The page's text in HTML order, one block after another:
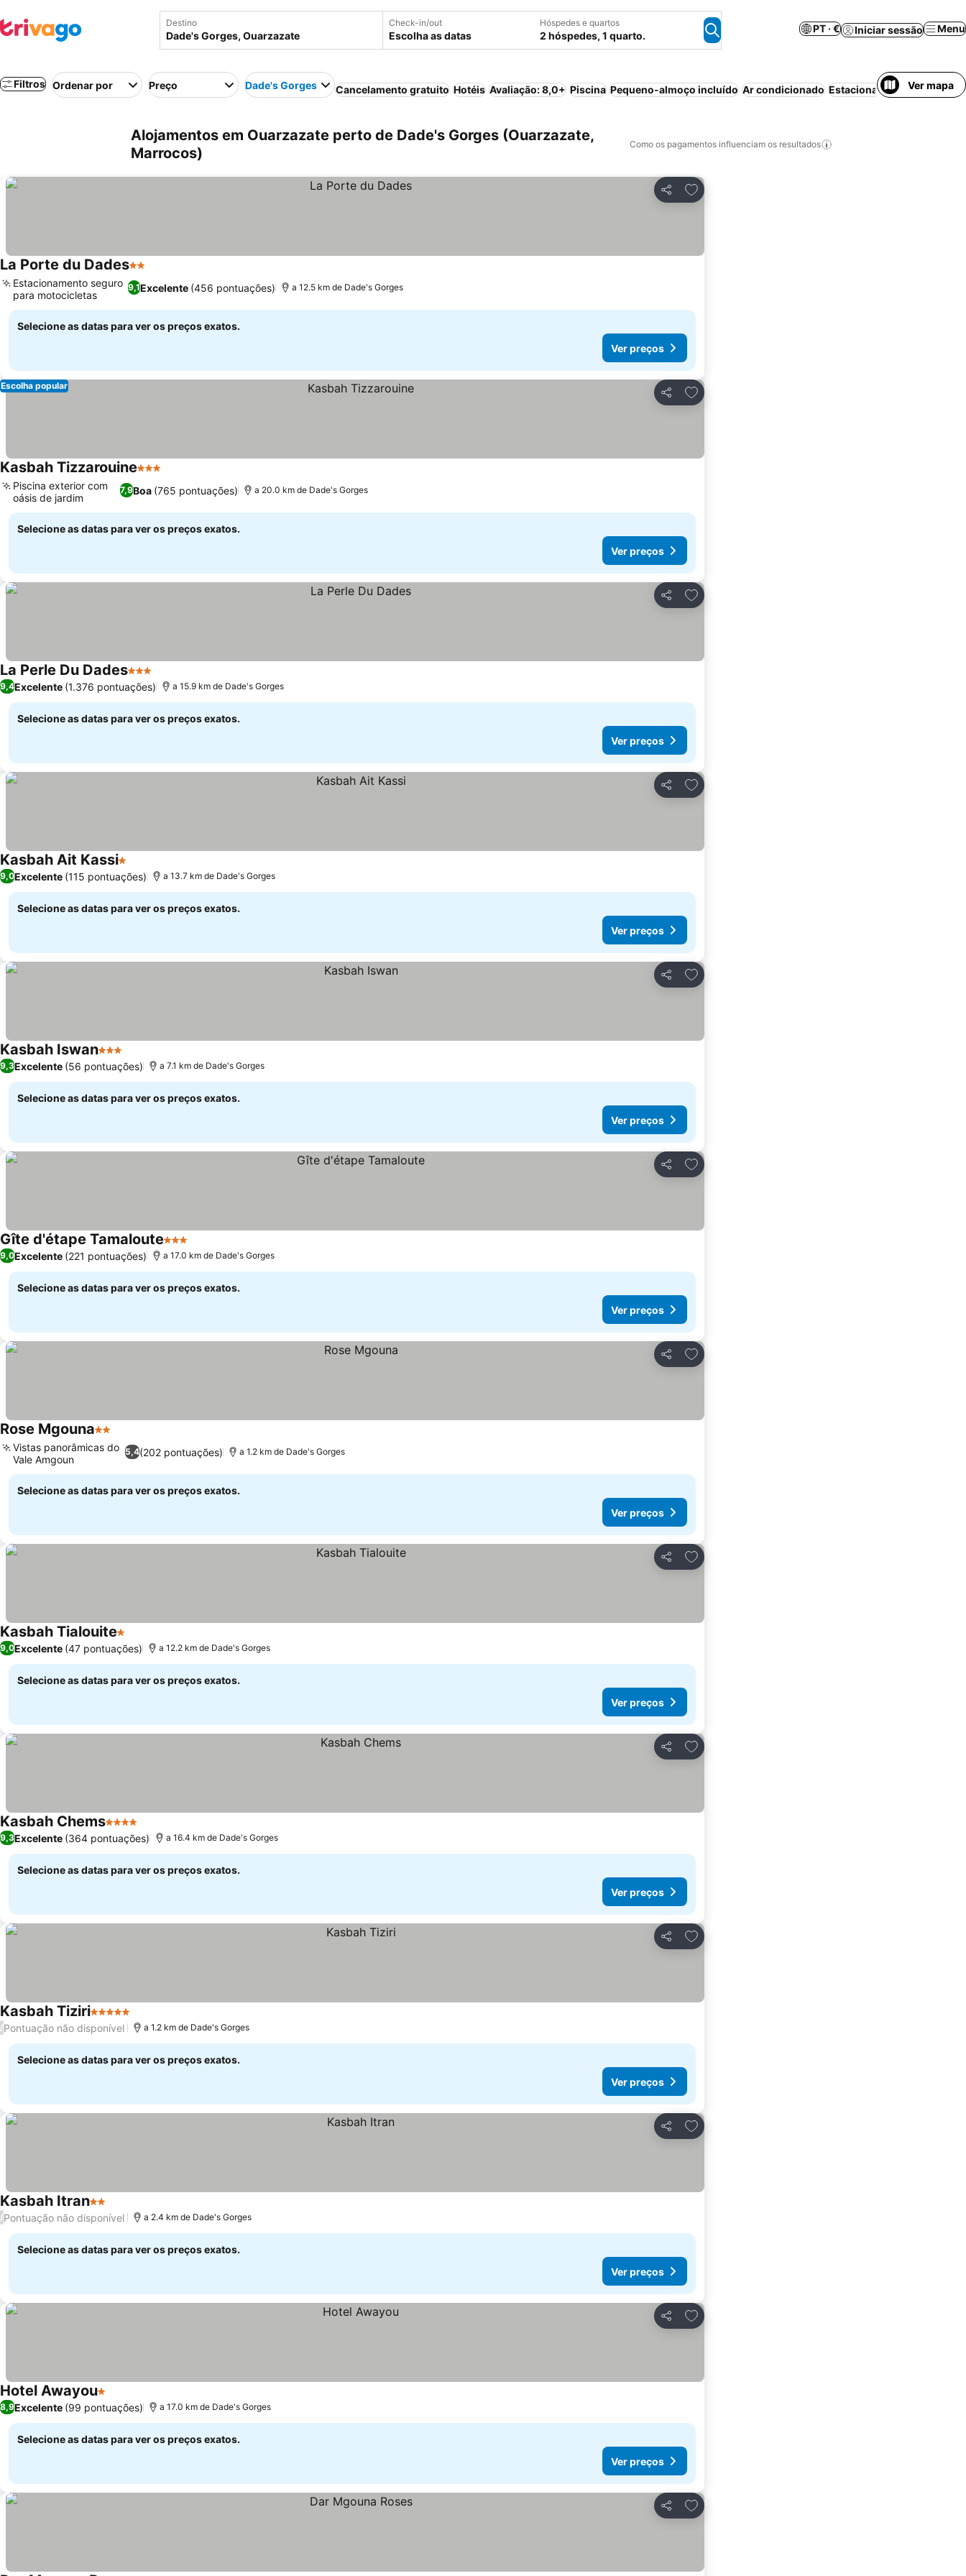
Destino Check-in/out
Escolha as datas
Hóspedes e quartos
2 hóspedes, 1 quarto.
PT · € Iniciar sessão Menu
Filtros Ordenar por Preço Dade's Gorges Cancelamento gratuito Hotéis Avaliação: 8,0+ Piscina Pequeno-almoço incluído Ar condicionado Estacionamento Wi-fi
Ver mapa
Alojamentos em Ouarzazate perto de Dade's Gorges (Ouarzazate,
Marrocos)
Como os pagamentos influenciam os resultados
Partilhar
Adicionar aos favoritos
La Porte du Dades2 Estrelas
9,1Excelente (456 pontuações)
Estacionamento seguro
para motocicletas
a 12.5 km de Dade's Gorges
Selecione as datas para ver os preços exatos.
Ver preços
Partilhar
Adicionar aos favoritos
Escolha popular
Kasbah Tizzarouine3 Estrelas
7,9Boa (765 pontuações)
Piscina exterior com
oásis de jardim
a 20.0 km de Dade's Gorges
Selecione as datas para ver os preços exatos.
Ver preços
Partilhar
Adicionar aos favoritos
La Perle Du Dades3 EstrelasVer preços
9,4Excelente (1.376 pontuações) a 15.9 km de Dade's Gorges
Selecione as datas para ver os preços exatos.
Ver preços
Partilhar
Adicionar aos favoritos
Kasbah Ait Kassi1 Estrelas
Ver preços
9,0Excelente (115 pontuações) a 13.7 km de Dade's Gorges
Selecione as datas para ver os preços exatos.
Ver preços
Partilhar
Adicionar aos favoritos
Kasbah Iswan3 EstrelasVer preços
9,3Excelente (56 pontuações) a 7.1 km de Dade's Gorges
Selecione as datas para ver os preços exatos.
Ver preços
Partilhar
Adicionar aos favoritos
Gîte d'étape Tamaloute3 Estrelas
9,0Excelente (221 pontuações) a 17.0 km de Dade's Gorges
Selecione as datas para ver os preços exatos.
Ver preços
Partilhar
Adicionar aos favoritos
Rose Mgouna2 Estrelas
5,4(202 pontuações)
Vistas panorâmicas do
Vale Amgoun
a 1.2 km de Dade's Gorges
Selecione as datas para ver os preços exatos.
Ver preços
Partilhar
Adicionar aos favoritos
Kasbah Tialouite1 Estrelas
Ver preços
9,0Excelente (47 pontuações) a 12.2 km de Dade's Gorges
Selecione as datas para ver os preços exatos.
Ver preços
Partilhar
Adicionar aos favoritos
Kasbah Chems4 EstrelasVer preços
9,3Excelente (364 pontuações) a 16.4 km de Dade's Gorges
Selecione as datas para ver os preços exatos.
Ver preços
Partilhar
Adicionar aos favoritos
Kasbah Tiziri5 EstrelasVer preços
/Pontuação não disponível a 1.2 km de Dade's Gorges
Selecione as datas para ver os preços exatos.
Ver preços
Partilhar
Adicionar aos favoritos
Kasbah Itran2 Estrelas
Ver preços
/Pontuação não disponível a 2.4 km de Dade's Gorges
Selecione as datas para ver os preços exatos.
Ver preços
Partilhar
Adicionar aos favoritos
Hotel Awayou1 Estrelas
Ver preços
8,9Excelente (99 pontuações) a 17.0 km de Dade's Gorges
Selecione as datas para ver os preços exatos.
Ver preços
Partilhar
Adicionar aos favoritos